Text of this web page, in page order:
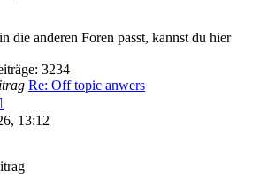
die anderen Foren passt, kannst du hier
: 3234
Re: Off topic anwers
Beitrag
13:12